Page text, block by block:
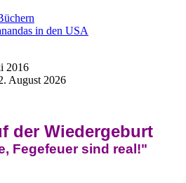
in den USA
2016
August 2026
der Wiedergeburt
Fegefeuer sind real!"